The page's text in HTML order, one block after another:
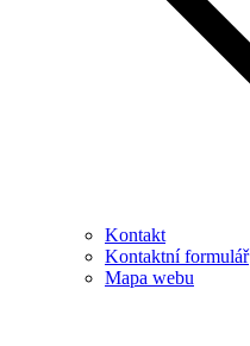
Kontakt
Kontaktní formulář
Mapa webu